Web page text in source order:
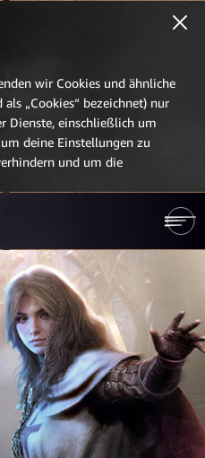
wir Cookies und ähnliche
„Cookies“ bezeichnet) nur
Dienste, einschließlich um
deine Einstellungen zu
und um die